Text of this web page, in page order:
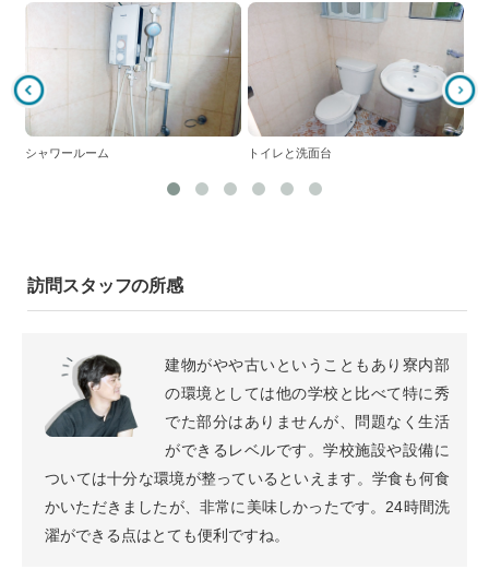
シャワールーム トイレと洗面台
訪問スタッフの所感
建物がやや古いということもあり寮内部
の環境としては他の学校と比べて特に秀
でた部分はありませんが、問題なく生活
ができるレベルです。学校施設や設備に
ついては十分な環境が整っているといえます。学食も何食
かいただきましたが、非常に美味しかったです。24時間洗
濯ができる点はとても便利ですね。